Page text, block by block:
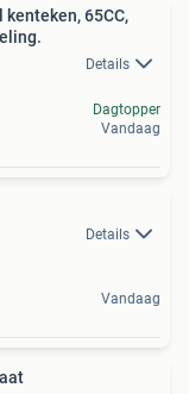
kenteken, 65CC,
Details
Dagtopper
Vandaag
Details
Vandaag